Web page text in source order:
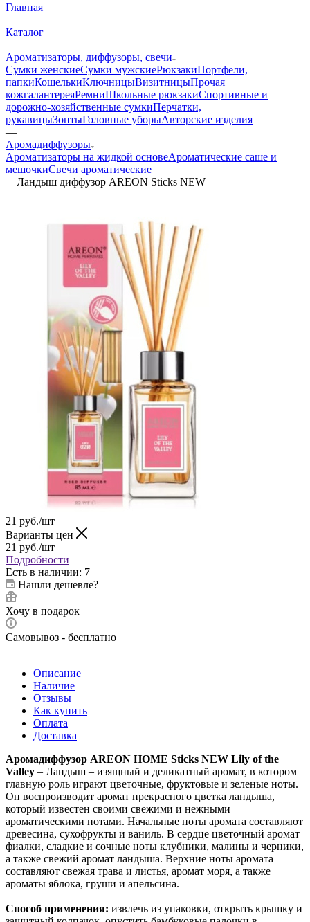
Главная
—
Каталог
—
Ароматизаторы, диффузоры, свечи
Сумки женскиеСумки мужскиеРюкзакиПортфели,
папкиКошелькиКлючницыВизитницыПрочая
кожгалантереяРемниШкольные рюкзакиСпортивные и
дорожно-хозяйственные сумкиПерчатки,
рукавицыЗонтыГоловные уборыАвторские изделия
—
Аромадиффузоры
Ароматизаторы на жидкой основеАроматические саше и
мешочкиСвечи ароматические
—Ландыш диффузор AREON Sticks NEW
21 руб./шт
Варианты цен
21 руб./шт
Подробности
Есть в наличии: 7
Нашли дешевле?
Хочу в подарок
Самовывоз - бесплатно
Описание
Наличие
Отзывы
Как купить
Оплата
Доставка
Аромадиффузор AREON HOME Sticks NEW Lily of the
Valley – Ландыш – изящный и деликатный аромат, в котором
главную роль играют цветочные, фруктовые и зеленые ноты.
Он воспроизводит аромат прекрасного цветка ландыша,
который известен своими свежими и нежными
ароматическими нотами. Начальные ноты аромата составляют
древесина, сухофрукты и ваниль. В сердце цветочный аромат
фиалки, сладкие и сочные ноты клубники, малины и черники,
а также свежий аромат ландыша. Верхние ноты аромата
составляют свежая трава и листья, аромат моря, а также
ароматы яблока, груши и апельсина.
Способ применения: извлечь из упаковки, открыть крышку и